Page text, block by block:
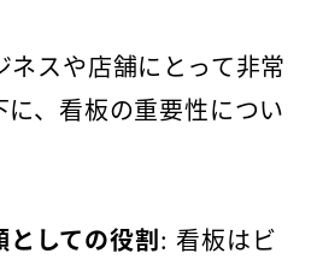
スや店舗にとって非常
に、看板の重要性につい
としての役割: 看板はビ